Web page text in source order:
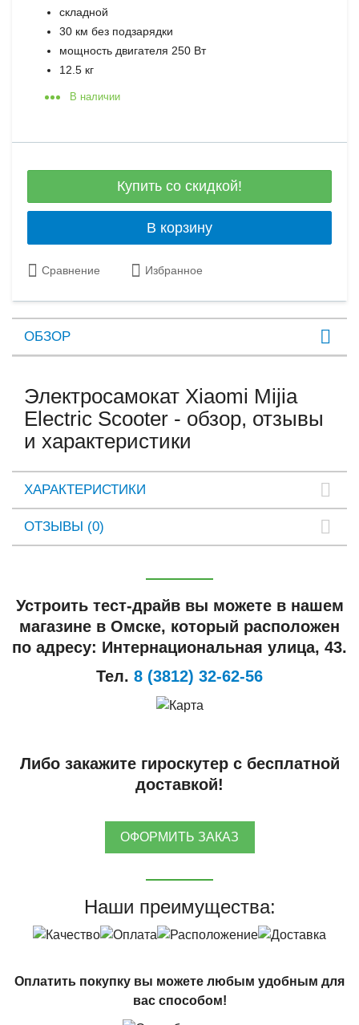
складной
30 км без подзарядки
мощность двигателя 250 Вт
12.5 кг
В наличии
Купить со скидкой!
В корзину
Сравнение Избранное
ОБЗОР
Электросамокат Xiaomi Mijia
Electric Scooter - обзор, отзывы
и характеристики
ХАРАКТЕРИСТИКИ
ОТЗЫВЫ (0)
Устроить тест-драйв вы можете в нашем
магазине в Омске, который расположен
по адресу: Интернациональная улица, 43.
Тел. 8 (3812) 32-62-56
Либо закажите гироскутер с бесплатной
доставкой!
ОФОРМИТЬ ЗАКАЗ
Наши преимущества:
Оплатить покупку вы можете любым удобным для
вас способом!